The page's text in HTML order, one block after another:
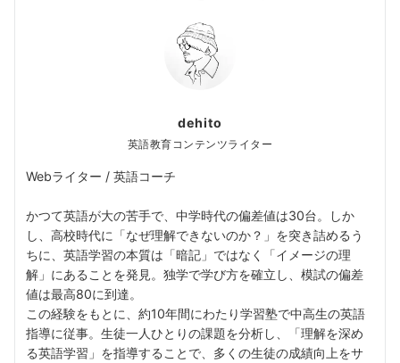
dehito
英語教育コンテンツライター
Webライター / 英語コーチ
かつて英語が大の苦手で、中学時代の偏差値は30台。しか
し、高校時代に「なぜ理解できないのか？」を突き詰めるう
ちに、英語学習の本質は「暗記」ではなく「イメージの理
解」にあることを発見。独学で学び方を確立し、模試の偏差
値は最高80に到達。
この経験をもとに、約10年間にわたり学習塾で中高生の英語
指導に従事。生徒一人ひとりの課題を分析し、「理解を深め
る英語学習」を指導することで、多くの生徒の成績向上をサ